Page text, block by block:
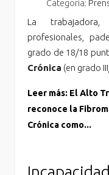
Categoría:
La
profesionales,
grado de 18/18
Crónica (en grado
Leer más: El Alto
reconoce la
Crónica como...